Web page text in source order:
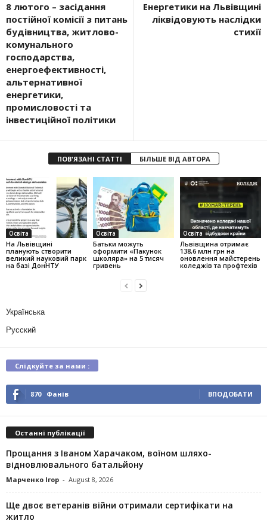
8 лютого – засідання
постійної комісії з питань
будівництва, житлово-
комунального
господарства,
енергоефективності,
альтернативної
енергетики,
промисловості та
інвестиційної політики
Енергетики на Львівщині
ліквідовують наслідки
стихії
ПОВ'ЯЗАНІ СТАТТІ БІЛЬШЕ ВІД АВТОРА
Освіта
На Львівщині
планують створити
великий науковий парк
на базі ДонНТУ
Освіта
Батьки можуть
оформити «Пакунок
школяра» на 5 тисяч
гривень
Освіта
Львівщина отримає
138,6 млн грн на
оновлення майстерень
коледжів та профтехів
Українська
Русский
Слідкуйте за нами :
870 Фанів ВПОДОБАТИ
Останні публікації
Прощання з Іваном Харачаком, воїном шляхо-
відновлювального батальйону
Марченко Ігор - August 8, 2026
Ще двоє ветеранів війни отримали сертифікати на
житло